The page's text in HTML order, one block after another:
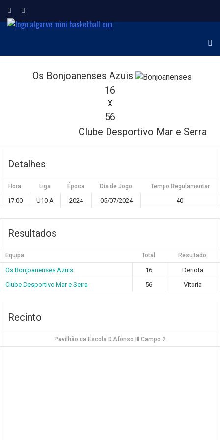
Os Bonjoanenses Azuis
16
X
56
Clube Desportivo Mar e Serra
Detalhes
Hora Liga Época Dia de Jogo Tempo Regulamentar
17:00 U10 A 2024 05/07/2024 40'
Resultados
Equipa Total Resultado
Os Bonjoanenses Azuis 16
Derrota
Clube Desportivo Mar e Serra
56 Vitória
Recinto
Pavilhão da Escola D.Afonso III Campo 2